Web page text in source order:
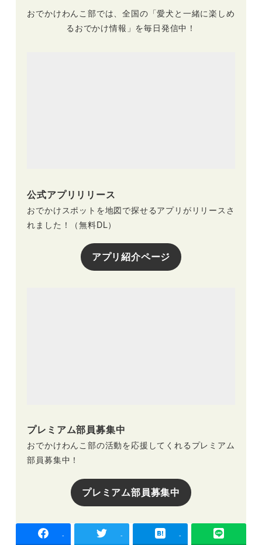
おでかけわんこ部では、全国の「愛犬と一緒に楽しめ
るおでかけ情報」を毎日発信中！
公式アプリリリース
おでかけスポットを地図で探せるアプリがリリースさ
れました！（無料DL）
アプリ紹介ページ
プレミアム部員募集中
おでかけわんこ部の活動を応援してくれるプレミアム
部員募集中！
プレミアム部員募集中
- - -